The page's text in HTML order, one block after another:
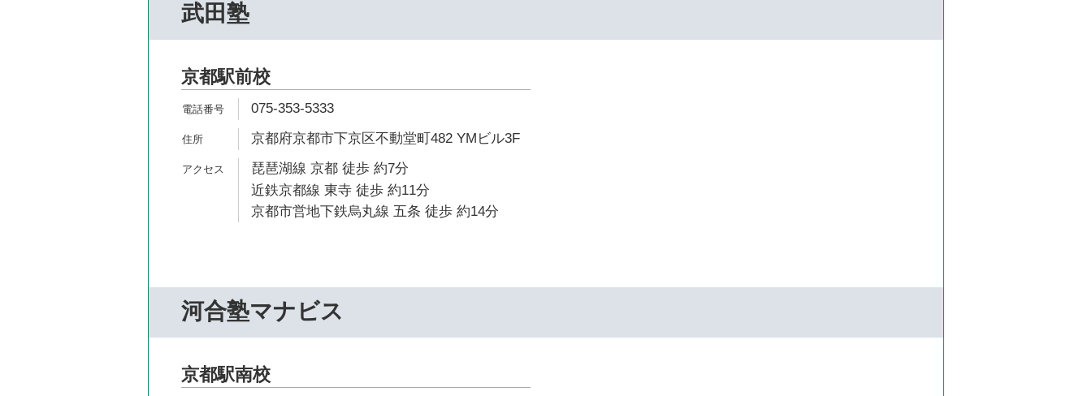
武田塾
京都駅前校
075-353-5333
京都府京都市下京区不動堂町482 YMビル3F
琵琶湖線 京都 徒歩 約7分
近鉄京都線 東寺 徒歩 約11分
京都市営地下鉄烏丸線 五条 徒歩 約14分
河合塾マナビス
京都駅南校